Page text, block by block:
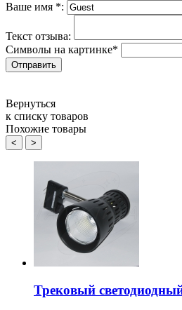
Ваше имя *:
Текст отзыва:
Символы на картинке*
Вернуться
к списку товаров
Похожие товары
< >
Трековый